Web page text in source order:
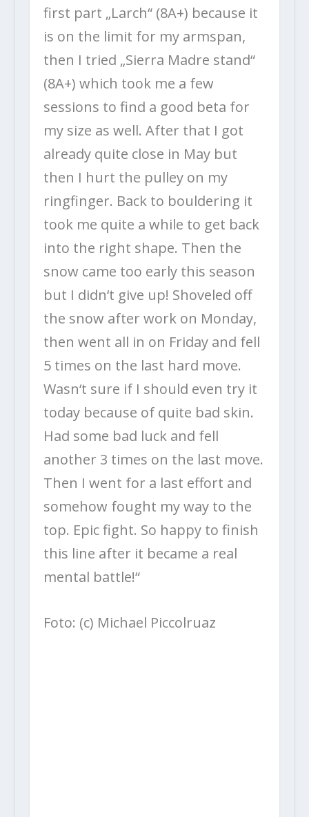
first part „Larch“ (8A+) because it
is on the limit for my armspan,
then I tried „Sierra Madre stand“
(8A+) which took me a few
sessions to find a good beta for
my size as well. After that I got
already quite close in May but
then I hurt the pulley on my
ringfinger. Back to bouldering it
took me quite a while to get back
into the right shape. Then the
snow came too early this season
but I didn‘t give up! Shoveled off
the snow after work on Monday,
then went all in on Friday and fell
5 times on the last hard move.
Wasn‘t sure if I should even try it
today because of quite bad skin.
Had some bad luck and fell
another 3 times on the last move.
Then I went for a last effort and
somehow fought my way to the
top. Epic fight. So happy to finish
this line after it became a real
mental battle!“
Foto: (c) Michael Piccolruaz